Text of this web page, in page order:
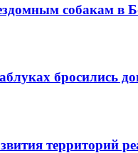
собакам в
бросились
территорий